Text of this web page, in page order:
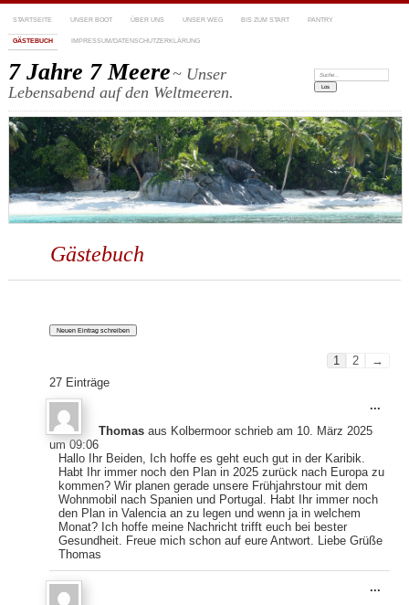
STARTSEITE UNSER BOOT ÜBER UNS UNSER WEG BIS ZUM START PANTRY
GÄSTEBUCH IMPRESSUM/DATENSCHUTZERKLÄRUNG
7 Jahre 7 Meere~ Unser
Lebensabend auf den Weltmeeren.
Suchen:
Gästebuch
Navigation
1 2
→
27 Einträge
Thomasaus Kolbermoor schrieb am 10. März 2025
um 09:06
Hallo Ihr Beiden, Ich hoffe es geht euch gut in der Karibik.
Habt Ihr immer noch den Plan in 2025 zurück nach Europa zu
kommen? Wir planen gerade unsere Frühjahrstour mit dem
Wohnmobil nach Spanien und Portugal. Habt Ihr immer noch
den Plan in Valencia an zu legen und wenn ja in welchem
Monat? Ich hoffe meine Nachricht trifft euch bei bester
Gesundheit. Freue mich schon auf eure Antwort. Liebe Grüße
Thomas
...
...